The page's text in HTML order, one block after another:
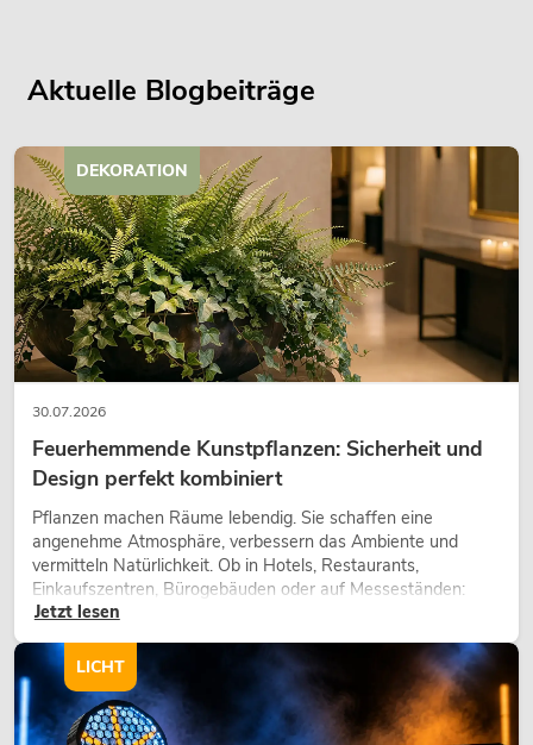
Aktuelle Blogbeiträge
30.07.2026
Feuerhemmende Kunstpflanzen: Sicherheit und
Design perfekt kombiniert
Pflanzen machen Räume lebendig. Sie schaffen eine
angenehme Atmosphäre, verbessern das Ambiente und
vermitteln Natürlichkeit. Ob in Hotels, Restaurants,
Einkaufszentren, Bürogebäuden oder auf Messeständen:
eine hochwertige Begrünung gehört heute längst zum
modernen Raumkonzept.
Jetzt lesen
DEKORATION
LICHT